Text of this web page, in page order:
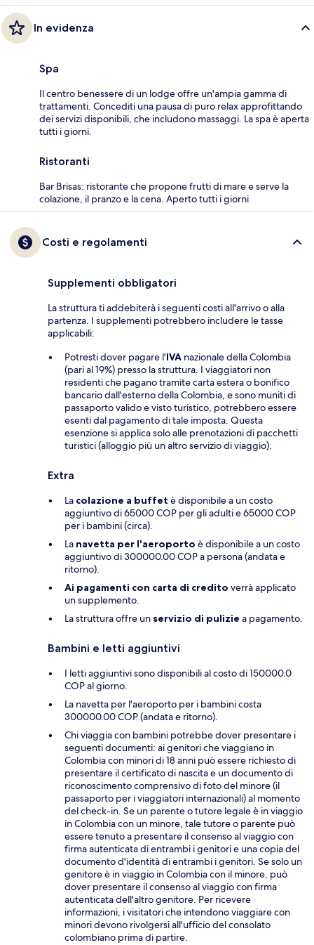
In evidenza
Spa
Il centro benessere di un lodge offre un'ampia gamma di
trattamenti. Concediti una pausa di puro relax approfittando
dei servizi disponibili, che includono massaggi. La spa è aperta
tutti i giorni.
Ristoranti
Bar Brisas: ristorante che propone frutti di mare e serve la
colazione, il pranzo e la cena. Aperto tutti i giorni
Costi e regolamenti
Supplementi obbligatori
La struttura ti addebiterà i seguenti costi all'arrivo o alla
partenza. I supplementi potrebbero includere le tasse
applicabili:
Potresti dover pagare l'IVA nazionale della Colombia
(pari al 19%) presso la struttura. I viaggiatori non
residenti che pagano tramite carta estera o bonifico
bancario dall'esterno della Colombia, e sono muniti di
passaporto valido e visto turistico, potrebbero essere
esenti dal pagamento di tale imposta. Questa
esenzione si applica solo alle prenotazioni di pacchetti
turistici (alloggio più un altro servizio di viaggio).
Extra
La colazione a buffet è disponibile a un costo
aggiuntivo di 65000 COP per gli adulti e 65000 COP
per i bambini (circa).
La navetta per l'aeroporto è disponibile a un costo
aggiuntivo di 300000.00 COP a persona (andata e
ritorno).
Ai pagamenti con carta di credito verrà applicato
un supplemento.
La struttura offre un servizio di pulizie a pagamento.
Bambini e letti aggiuntivi
I letti aggiuntivi sono disponibili al costo di 150000.0
COP al giorno.
La navetta per l'aeroporto per i bambini costa
300000.00 COP (andata e ritorno).
Chi viaggia con bambini potrebbe dover presentare i
seguenti documenti: ai genitori che viaggiano in
Colombia con minori di 18 anni può essere richiesto di
presentare il certificato di nascita e un documento di
riconoscimento comprensivo di foto del minore (il
passaporto per i viaggiatori internazionali) al momento
del check-in. Se un parente o tutore legale è in viaggio
in Colombia con un minore, tale tutore o parente può
essere tenuto a presentare il consenso al viaggio con
firma autenticata di entrambi i genitori e una copia del
documento d'identità di entrambi i genitori. Se solo un
genitore è in viaggio in Colombia con il minore, può
dover presentare il consenso al viaggio con firma
autenticata dell'altro genitore. Per ricevere
informazioni, i visitatori che intendono viaggiare con
minori devono rivolgersi all'ufficio del consolato
colombiano prima di partire.